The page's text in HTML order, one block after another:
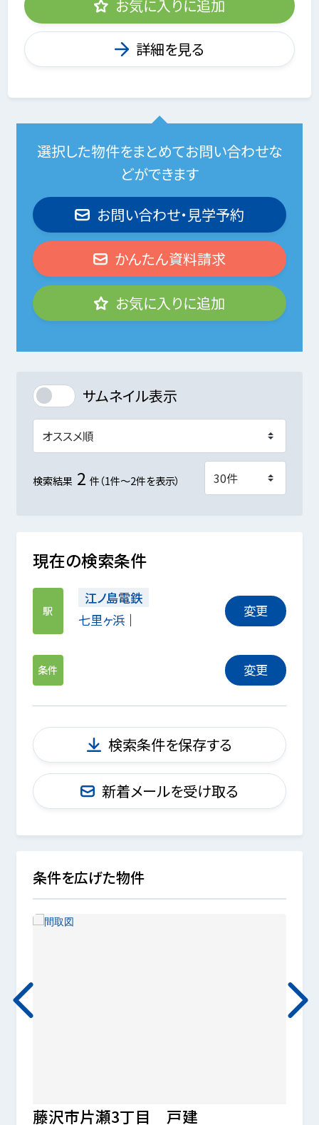
お気に入りに追加
詳細を見る
選択した物件をまとめてお問い合わせな
どができます
お問い合わせ・見学予約
かんたん資料請求
お気に入りに追加
サムネイル表示
検索結果 2 件（1件～2件を表示）
現在の検索条件
駅
江ノ島電鉄
七里ヶ浜
変更
条件 変更
検索条件を保存する
新着メールを受け取る
条件を広げた物件
藤沢市片瀬3丁目 戸建